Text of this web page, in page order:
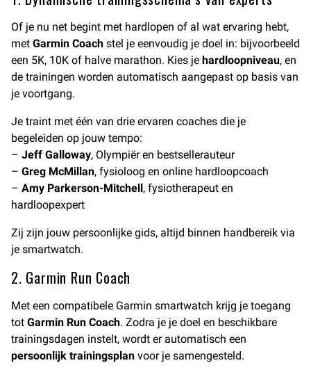
Of je nu net begint met hardlopen of al wat ervaring hebt,
met Garmin Coach stel je eenvoudig je doel in: bijvoorbeeld
een 5K, 10K of halve marathon. Kies je hardloopniveau, en
de trainingen worden automatisch aangepast op basis van
je voortgang.
Je traint met één van drie ervaren coaches die je
begeleiden op jouw tempo:
– Jeff Galloway, Olympiër en bestsellerauteur
– Greg McMillan, fysioloog en online hardloopcoach
– Amy Parkerson-Mitchell, fysiotherapeut en
hardloopexpert
Zij zijn jouw persoonlijke gids, altijd binnen handbereik via
je smartwatch.
2. Garmin Run Coach
Met een compatibele Garmin smartwatch krijg je toegang
tot Garmin Run Coach. Zodra je je doel en beschikbare
trainingsdagen instelt, wordt er automatisch een
persoonlijk trainingsplan voor je samengesteld.